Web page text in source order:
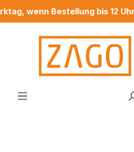
Zum Hauptinhalt springen
wenn Bestellung bis 12